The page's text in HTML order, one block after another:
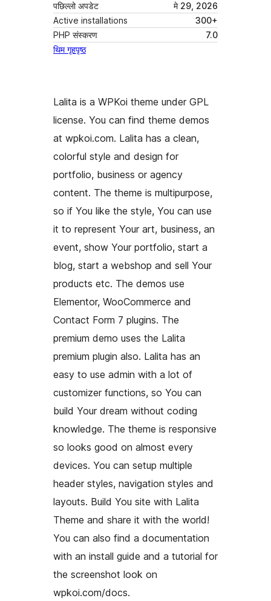
पछिल्लो अपडेट
मे 29, 2026
Active installations
300+
PHP संस्करण
7.0
थिम गृहपृष्ठ
Lalita is a WPKoi theme under GPL
license. You can find theme demos
at wpkoi.com. Lalita has a clean,
colorful style and design for
portfolio, business or agency
content. The theme is multipurpose,
so if You like the style, You can use
it to represent Your art, business, an
event, show Your portfolio, start a
blog, start a webshop and sell Your
products etc. The demos use
Elementor, WooCommerce and
Contact Form 7 plugins. The
premium demo uses the Lalita
premium plugin also. Lalita has an
easy to use admin with a lot of
customizer functions, so You can
build Your dream without coding
knowledge. The theme is responsive
so looks good on almost every
devices. You can setup multiple
header styles, navigation styles and
layouts. Build You site with Lalita
Theme and share it with the world!
You can also find a documentation
with an install guide and a tutorial for
the screenshot look on
wpkoi.com/docs.